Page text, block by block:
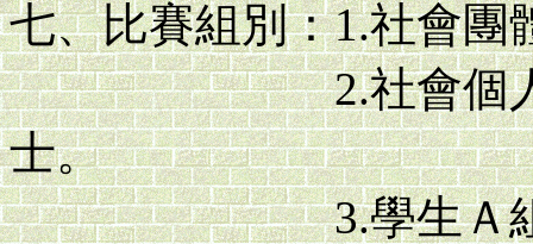
七、比賽組別：1.社會團
2.社會個人組：
士。
3.學生Ａ組：就